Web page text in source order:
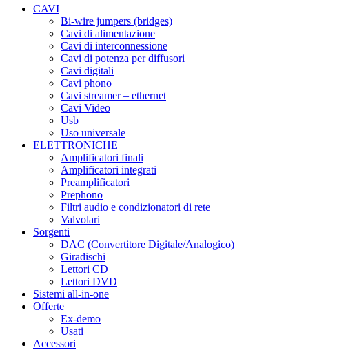
CAVI
Bi-wire jumpers (bridges)
Cavi di alimentazione
Cavi di interconnessione
Cavi di potenza per diffusori
Cavi digitali
Cavi phono
Cavi streamer – ethernet
Cavi Video
Usb
Uso universale
ELETTRONICHE
Amplificatori finali
Amplificatori integrati
Preamplificatori
Prephono
Filtri audio e condizionatori di rete
Valvolari
Sorgenti
DAC (Convertitore Digitale/Analogico)
Giradischi
Lettori CD
Lettori DVD
Sistemi all-in-one
Offerte
Ex-demo
Usati
Accessori